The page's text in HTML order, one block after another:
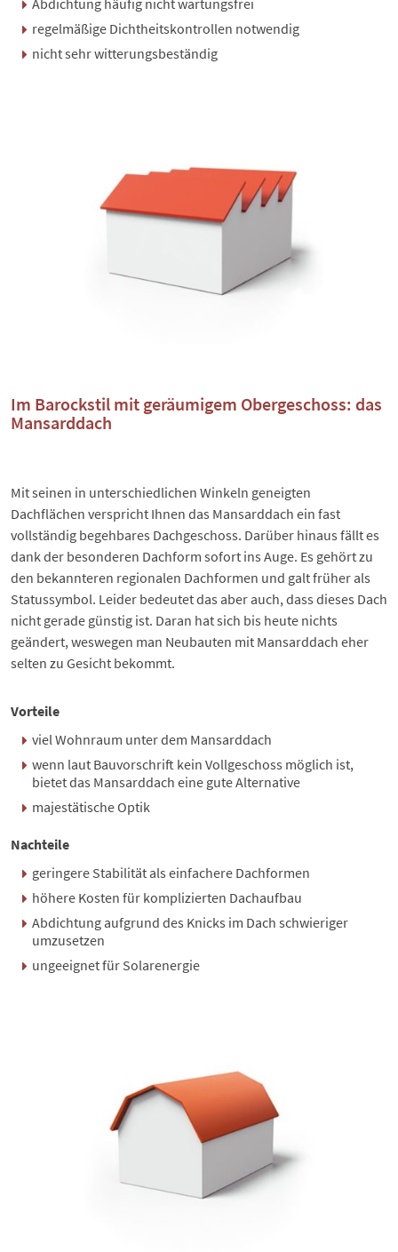
regelmäßige Dichtheitskontrollen notwendig
nicht sehr witterungsbeständig
Im Barockstil mit geräumigem Obergeschoss: das
Mansarddach
Mit seinen in unterschiedlichen Winkeln geneigten
Dachflächen verspricht Ihnen das Mansarddach ein fast
vollständig begehbares Dachgeschoss. Darüber hinaus fällt es
dank der besonderen Dachform sofort ins Auge. Es gehört zu
den bekannteren regionalen Dachformen und galt früher als
Statussymbol. Leider bedeutet das aber auch, dass dieses Dach
nicht gerade günstig ist. Daran hat sich bis heute nichts
geändert, weswegen man Neubauten mit Mansarddach eher
selten zu Gesicht bekommt.
Vorteile
viel Wohnraum unter dem Mansarddach
wenn laut Bauvorschrift kein Vollgeschoss möglich ist,
bietet das Mansarddach eine gute Alternative
majestätische Optik
Nachteile
geringere Stabilität als einfachere Dachformen
höhere Kosten für komplizierten Dachaufbau
Abdichtung aufgrund des Knicks im Dach schwieriger
umzusetzen
ungeeignet für Solarenergie